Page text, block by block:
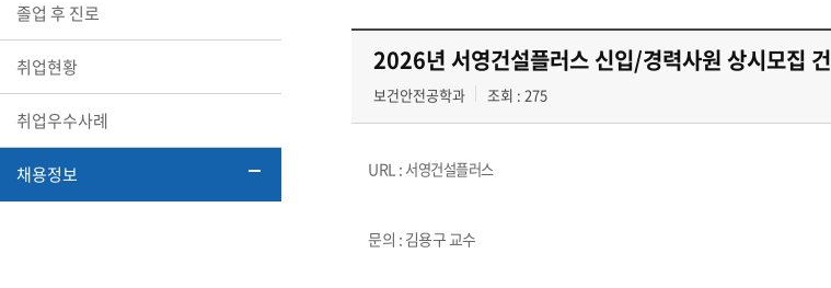
졸업 후 진로
취업현황
취업우수사례
채용정보
2026년 서영건설플러스 신입/경력사원 상시모집 건
보건안전공학과 조회 : 275
URL : 서영건설플러스
문의 : 김용구 교수